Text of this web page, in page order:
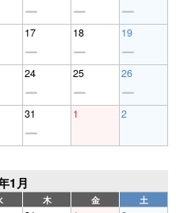
17 18 19
24 25 26
31 1 2
1月
木 金 土